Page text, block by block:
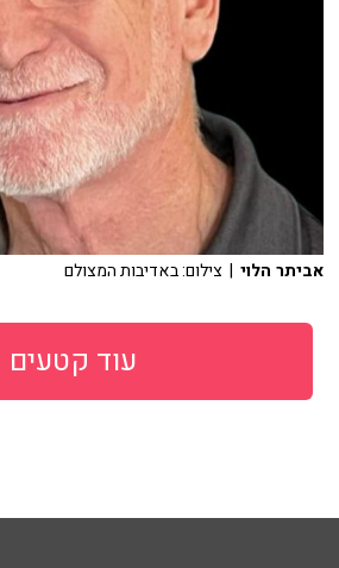
אביתר הלוי | צילום: באדיבות המצולם
עוד קטעים